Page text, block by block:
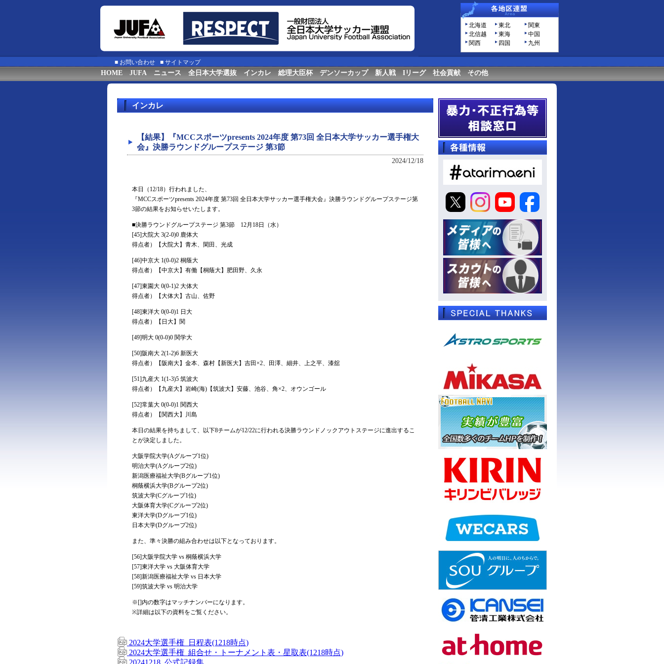
北海道 東北
関東
北信越
東海
中国
関西
四国 九州
■ お問い合わせ ■ サイトマップ
HOME JUFA ニュース 全日本大学選抜 インカレ 総理大臣杯 デンソーカップ 新人戦 Iリーグ 社会貢献 その他
インカレ
【結果】『MCCスポーツpresents 2024年度 第73回 全日本大学サッカー選手権大
会』決勝ラウンドグループステージ 第3節
2024/12/18
本日（12/18）行われました、
『MCCスポーツpresents 2024年度 第73回 全日本大学サッカー選手権大会』決勝ラウンドグループステージ第
3節の結果をお知らせいたします。
■決勝ラウンドグループステージ 第3節 12月18日（水）
[45]大院大 3(2-0)0 鹿体大
得点者）【大院大】青木、閑田、光成
[46]中京大 1(0-0)2 桐蔭大
得点者）【中京大】有働【桐蔭大】肥田野、久永
[47]東園大 0(0-1)2 大体大
得点者）【大体大】古山、佐野
[48]東洋大 0(0-0)1 日大
得点者）【日大】関
[49]明大 0(0-0)0 関学大
[50]阪南大 2(1-2)6 新医大
得点者）【阪南大】金本、森村【新医大】吉田×2、田澤、細井、上之平、漆舘
[51]九産大 1(1-3)5 筑波大
得点者）【九産大】岩崎(海)【筑波大】安藤、池谷、角×2、オウンゴール
[52]常葉大 0(0-0)1 関西大
得点者）【関西大】川島
本日の結果を持ちまして、以下8チームが12/22に行われる決勝ラウンドノックアウトステージに進出するこ
とが決定しました。
大阪学院大学(Aグループ1位)
明治大学(Aグループ2位)
新潟医療福祉大学(Bグループ1位)
桐蔭横浜大学(Bグループ2位)
筑波大学(Cグループ1位)
大阪体育大学(Cグループ2位)
東洋大学(Dグループ1位)
日本大学(Dグループ2位)
また、準々決勝の組み合わせは以下となっております。
[56]大阪学院大学 vs 桐蔭横浜大学
[57]東洋大学 vs 大阪体育大学
[58]新潟医療福祉大学 vs 日本大学
[59]筑波大学 vs 明治大学
※[]内の数字はマッチナンバーになります。
※詳細は以下の資料をご覧ください。
2024大学選手権_日程表(1218時点)
2024大学選手権_組合せ・トーナメント表・星取表(1218時点)
20241218_公式記録集